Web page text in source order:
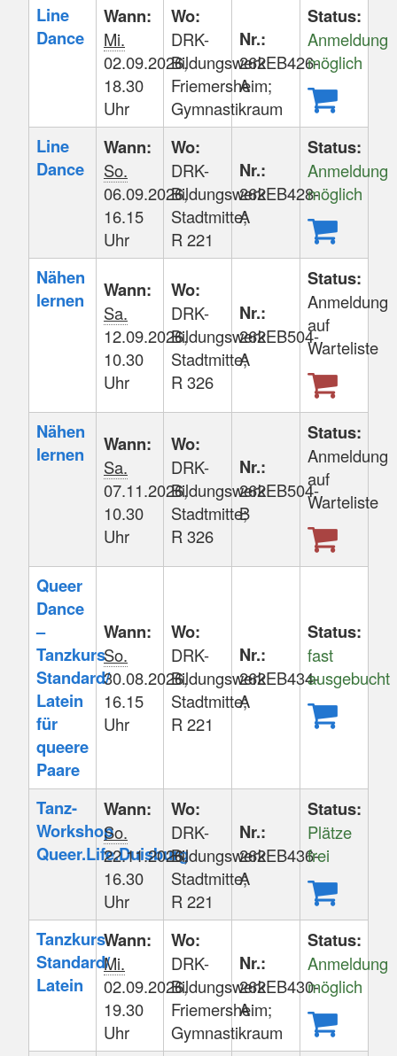
Line
Dance
Wann:
Mi.
02.09.2026,
18.30
Uhr
Wo:
DRK-
Bildungswerk
Friemersheim;
Gymnastikraum
Nr.:
262EB426-
A
Status:
Anmeldung
möglich
Line
Dance
Wann:
So.
06.09.2026,
16.15
Uhr
Wo:
DRK-
Bildungswerk
Stadtmitte;
R 221
Nr.:
262EB428-
A
Status:
Anmeldung
möglich
Nähen
lernen
Wann:
Sa.
12.09.2026,
10.30
Uhr
Wo:
DRK-
Bildungswerk
Stadtmitte;
R 326
Nr.:
262EB504-
A
Status:
Anmeldung
auf
Warteliste
Nähen
lernen
Wann:
Sa.
07.11.2026,
10.30
Uhr
Wo:
DRK-
Bildungswerk
Stadtmitte;
R 326
Nr.:
262EB504-
B
Status:
Anmeldung
auf
Warteliste
Queer
Dance
–
Tanzkurs
Standard/
Latein
für
queere
Paare
Wann:
So.
30.08.2026,
16.15
Uhr
Wo:
DRK-
Bildungswerk
Stadtmitte;
R 221
Nr.:
262EB434-
A
Status:
fast
ausgebucht
Tanz-
Workshop
Queer.Life.Duisburg
Wann:
So.
22.11.2026,
16.30
Uhr
Wo:
DRK-
Bildungswerk
Stadtmitte;
R 221
Nr.:
262EB436-
A
Status:
Plätze
frei
Tanzkurs
Standard/
Latein
Wann:
Mi.
02.09.2026,
19.30
Uhr
Wo:
DRK-
Bildungswerk
Friemersheim;
Gymnastikraum
Nr.:
262EB430-
A
Status:
Anmeldung
möglich